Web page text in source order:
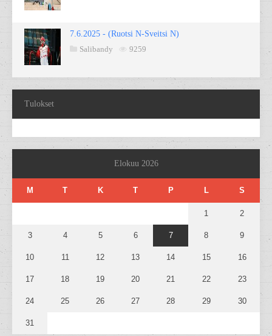
7.6.2025 - (Ruotsi N-Sveitsi N)
Salibandy
9259
Tulokset
Elokuu 2026
M T K T P L S
1 2
3 4 5 6 7 8 9
10 11 12 13 14 15 16
17 18 19 20 21 22 23
24 25 26 27 28 29 30
31